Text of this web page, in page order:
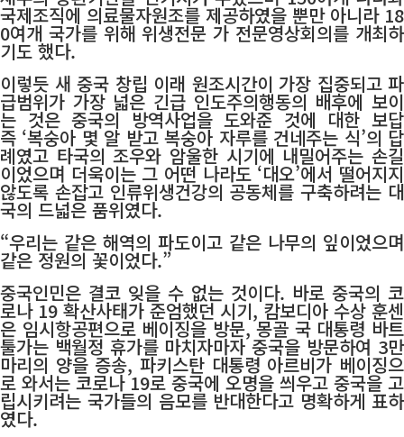
국제조직에 의료물자원조를 제공하였을 뿐만 아니라 18
0여개 국가를 위해 위생전문 가 전문영상회의를 개최하
기도 했다.
이렇듯 새 중국 창립 이래 원조시간이 가장 집중되고 파
급범위가 가장 넓은 긴급 인도주의행동의 배후에 보이
는 것은 중국의 방역사업을 도와준 것에 대한 보답
즉 ‘복숭아 몇 알 받고 복숭아 자루를 건네주는 식’의 답
례였고 타국의 조우와 암울한 시기에 내밀어주는 손길
이었으며 더욱이는 그 어떤 나라도 ‘대오’에서 떨어지지
않도록 손잡고 인류위생건강의 공동체를 구축하려는 대
국의 드넓은 품위였다.
“우리는 같은 해역의 파도이고 같은 나무의 잎이었으며
같은 정원의 꽃이었다.”
중국인민은 결코 잊을 수 없는 것이다. 바로 중국의 코
로나 19 확산사태가 준엄했던 시기, 캄보디아 수상 훈센
은 임시항공편으로 베이징을 방문, 몽골 국 대통령 바트
툴가는 백월정 휴가를 마치자마자 중국을 방문하여 3만
마리의 양을 증송, 파키스탄 대통령 아르비가 베이징으
로 와서는 코로나 19로 중국에 오명을 씌우고 중국을 고
립시키려는 국가들의 음모를 반대한다고 명확하게 표하
였다.